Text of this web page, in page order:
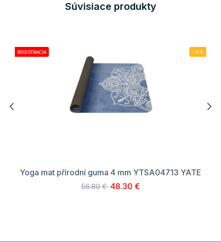
Súvisiace produkty
REGISTRÁCIA -14%
Yoga mat přírodní guma 4 mm YTSA04713 YATE
56.80 €48.30 €